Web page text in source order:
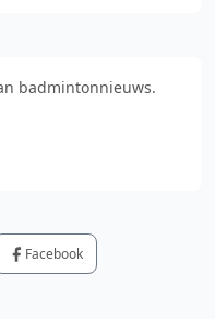
badmintonnieuws.
Facebook